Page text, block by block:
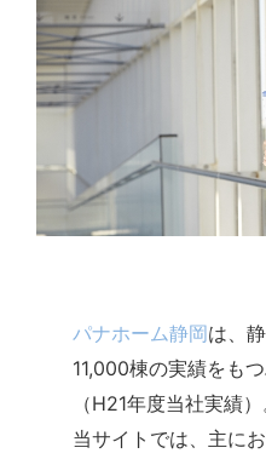
パナホーム静岡は、
11,000棟の実績をも
（H21年度当社実績）
当サイトでは、主に